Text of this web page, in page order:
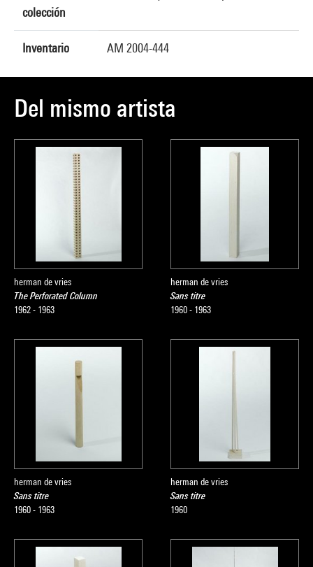
colección
Inventario AM 2004-444
Del mismo artista
herman de vries
The Perforated Column
1962 - 1963
herman de vries
Sans titre
1960 - 1963
herman de vries
Sans titre
1960 - 1963
herman de vries
Sans titre
1960